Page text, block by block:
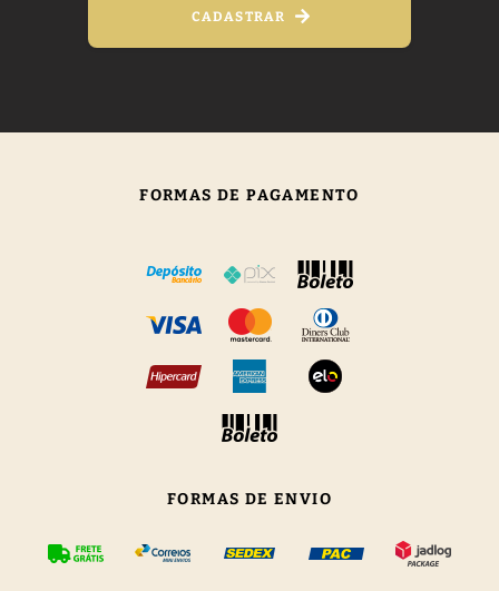
CADASTRAR
FORMAS DE PAGAMENTO
FORMAS DE ENVIO